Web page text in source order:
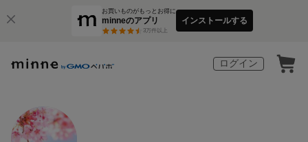
お買いものがもっとお得に
minneのアプリ
3万件以上
インストールする
ログイン